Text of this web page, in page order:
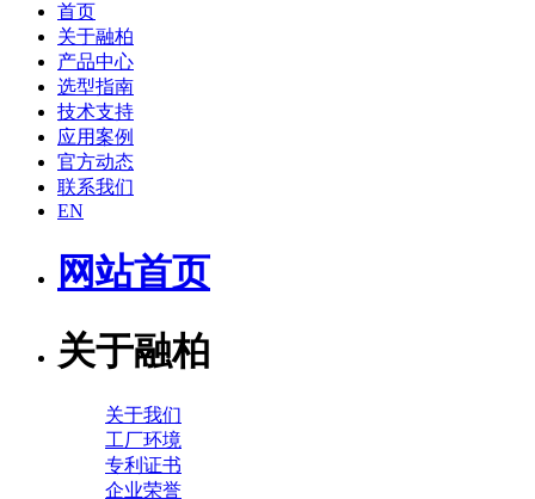
首页
关于融柏
产品中心
选型指南
技术支持
应用案例
官方动态
联系我们
EN
网站首页
关于融柏
关于我们
工厂环境
专利证书
企业荣誉